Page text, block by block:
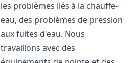
les problèmes liés à la chauffe-
eau, des problèmes de pression
aux fuites d'eau. Nous
travaillons avec des